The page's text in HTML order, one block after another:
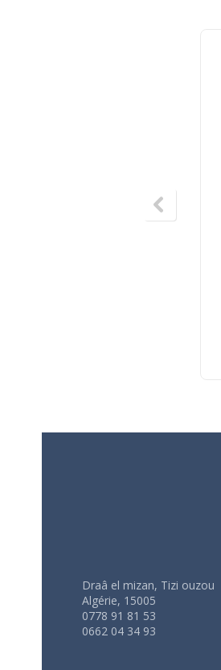
Draâ el mizan, Tizi ouzou
Algérie, 15005
0778 91 81 53
0662 04 34 93